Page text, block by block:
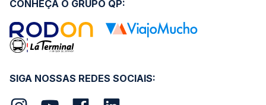
SIGA NOSSAS REDES SOCIAIS:
CONHEÇA O GRUPO QP: